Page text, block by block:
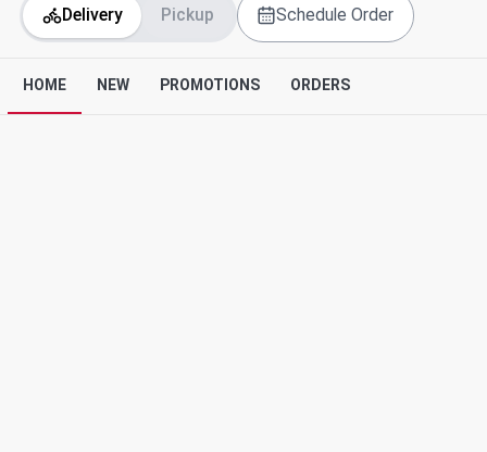
Delivery Pickup Schedule Order
HOME NEW PROMOTIONS ORDERS